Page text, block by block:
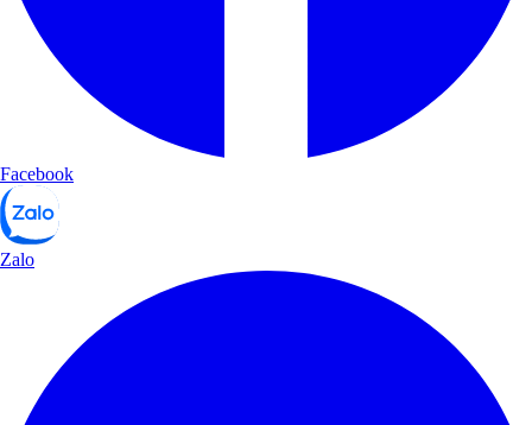
Facebook
Zalo